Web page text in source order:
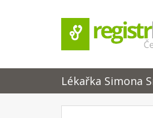
Lékařka Simona